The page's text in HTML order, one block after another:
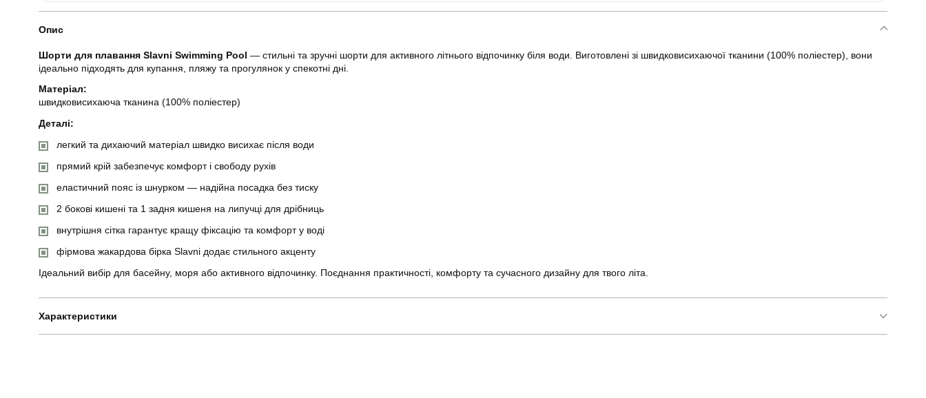
Опис
Шорти для плавання Slavni Swimming Pool — стильні та зручні шорти для активного літнього відпочинку біля води. Виготовлені зі швидковисихаючої тканини (100% поліестер), вони
ідеально підходять для купання, пляжу та прогулянок у спекотні дні.
Матеріал:
швидковисихаюча тканина (100% поліестер)
Деталі:
легкий та дихаючий матеріал швидко висихає після води
прямий крій забезпечує комфорт і свободу рухів
еластичний пояс із шнурком — надійна посадка без тиску
2 бокові кишені та 1 задня кишеня на липучці для дрібниць
внутрішня сітка гарантує кращу фіксацію та комфорт у воді
фірмова жакардова бірка Slavni додає стильного акценту
Ідеальний вибір для басейну, моря або активного відпочинку. Поєднання практичності, комфорту та сучасного дизайну для твого літа.
Характеристики